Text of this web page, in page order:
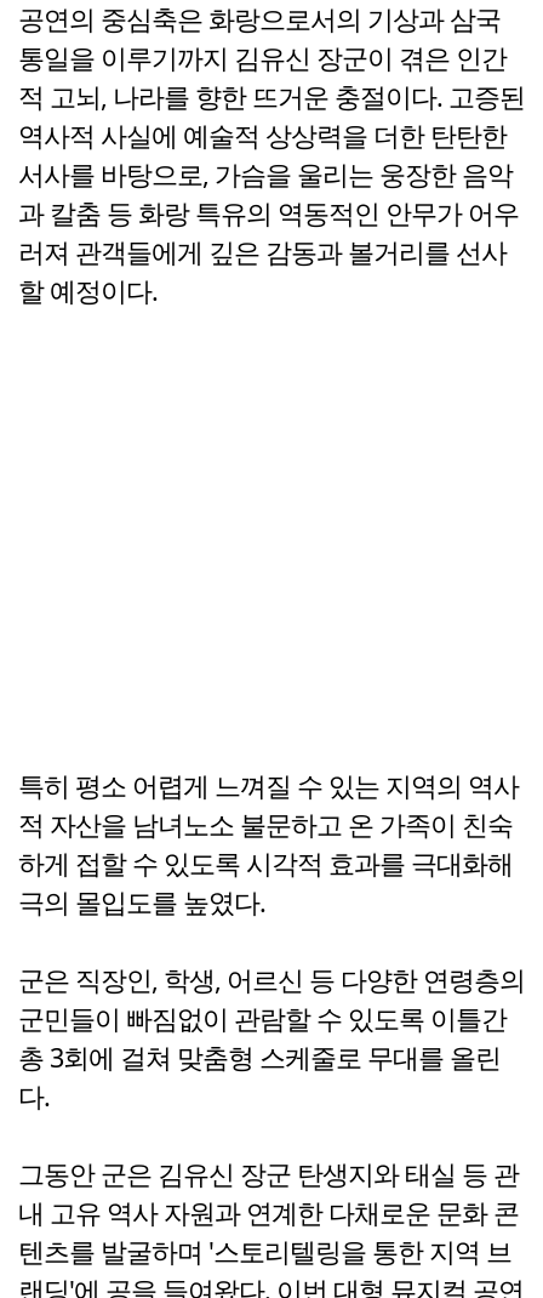
공연의 중심축은 화랑으로서의 기상과 삼국
통일을 이루기까지 김유신 장군이 겪은 인간
적 고뇌, 나라를 향한 뜨거운 충절이다. 고증된
역사적 사실에 예술적 상상력을 더한 탄탄한
서사를 바탕으로, 가슴을 울리는 웅장한 음악
과 칼춤 등 화랑 특유의 역동적인 안무가 어우
러져 관객들에게 깊은 감동과 볼거리를 선사
할 예정이다.
특히 평소 어렵게 느껴질 수 있는 지역의 역사
적 자산을 남녀노소 불문하고 온 가족이 친숙
하게 접할 수 있도록 시각적 효과를 극대화해
극의 몰입도를 높였다.
군은 직장인, 학생, 어르신 등 다양한 연령층의
군민들이 빠짐없이 관람할 수 있도록 이틀간
총 3회에 걸쳐 맞춤형 스케줄로 무대를 올린
다.
그동안 군은 김유신 장군 탄생지와 태실 등 관
내 고유 역사 자원과 연계한 다채로운 문화 콘
텐츠를 발굴하며 '스토리텔링을 통한 지역 브
랜딩'에 공을 들여왔다. 이번 대형 뮤지컬 공연